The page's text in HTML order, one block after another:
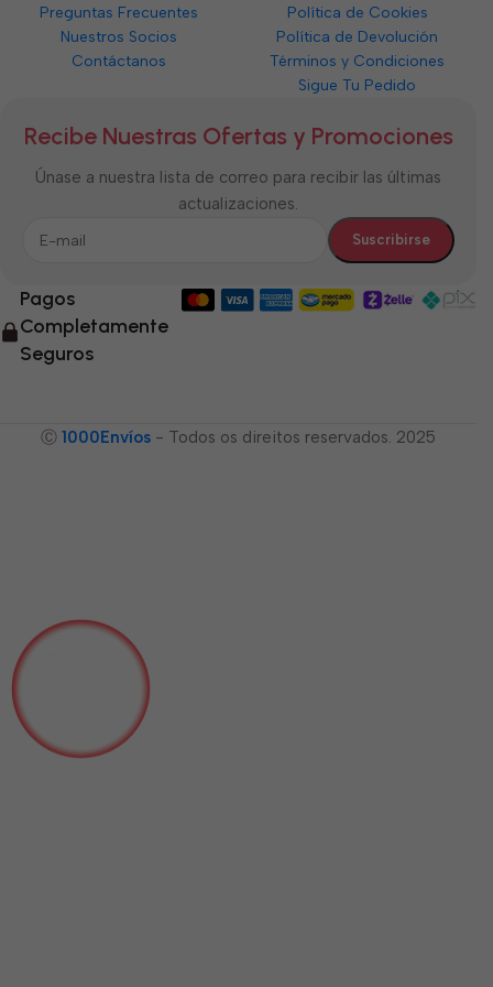
Preguntas Frecuentes
Nuestros Socios
Contáctanos
Política de Cookies
Política de Devolución
Términos y Condiciones
Sigue Tu Pedido
Recibe Nuestras Ofertas y Promociones
Únase a nuestra lista de correo para recibir las últimas
actualizaciones.
Pagos
Completamente
Seguros
Ⓒ 1000Envíos - Todos os direitos reservados. 2025